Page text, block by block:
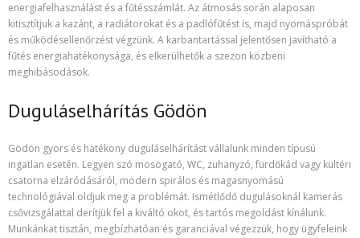
energiafelhasználást és a fűtésszámlát. Az átmosás során alaposan
kitisztítjuk a kazánt, a radiátorokat és a padlófűtést is, majd nyomáspróbát
és működésellenőrzést végzünk. A karbantartással jelentősen javítható a
fűtés energiahatékonysága, és elkerülhetők a szezon közbeni
meghibásodások.
Duguláselhárítás Gödön
Gödön gyors és hatékony duguláselhárítást vállalunk minden típusú
ingatlan esetén. Legyen szó mosogató, WC, zuhanyzó, fürdőkád vagy kültéri
csatorna elzáródásáról, modern spirálos és magasnyomású
technológiával oldjuk meg a problémát. Ismétlődő dugulásoknál kamerás
csővizsgálattal derítjük fel a kiváltó okot, és tartós megoldást kínálunk.
Munkánkat tisztán, megbízhatóan és garanciával végezzük, hogy ügyfeleink